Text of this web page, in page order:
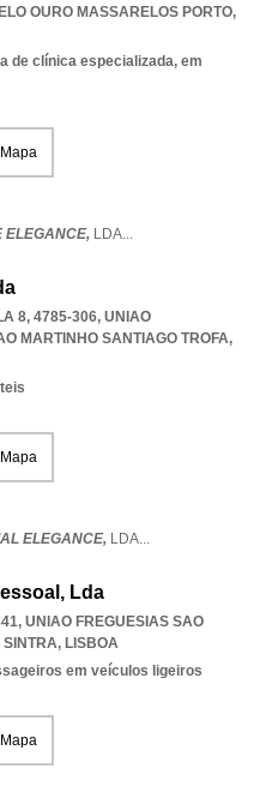
OURO MASSARELOS PORTO,
de clínica especializada, em
ELEGANCE, LDA...
8, 4785-306, UNIAO
MARTINHO SANTIAGO TROFA,
ELEGANCE, LDA...
Lda
, UNIAO FREGUESIAS SAO
SINTRA, LISBOA
em veículos ligeiros